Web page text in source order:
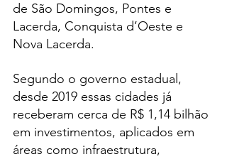
de São Domingos, Pontes e
Lacerda, Conquista d’Oeste e
Nova Lacerda.
Segundo o governo estadual,
desde 2019 essas cidades já
receberam cerca de R$ 1,14 bilhão
em investimentos, aplicados em
áreas como infraestrutura,